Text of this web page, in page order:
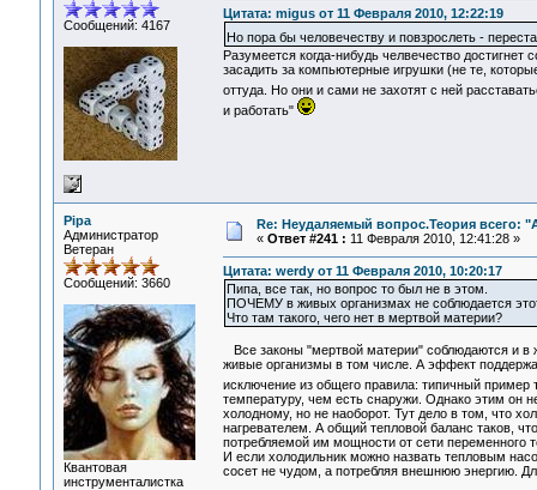
Сообщений: 4167
Цитата: migus от 11 Февраля 2010, 12:22:19
Но пора бы человечеству и повзрослеть -
Разумеется когда-нибудь челвечество
засадить за компьютерные игрушки (не те,
оттуда. Но они и сами не захотят с ней
и работать"
Pipa
Администратор
Ветеран
Сообщений: 3660
Квантовая
инструменталистка
Re: Неудаляемый вопрос.Теория всего:
« Ответ #241 : 11 Февраля 2010, 12:41:28 »
Цитата: werdy от 11 Февраля 2010, 10:20:17
Пипа, все так, но вопрос то был не в этом.
ПОЧЕМУ в живых организмах не соблюдается
Что там такого, чего нет в мертвой материи?
Все законы "мертвой материи" соблюдаются и в
живые организмы в том числе. А эффект
исключение из общего правила: типичный пример
температуру, чем есть снаружи. Однако этим он
холодному, но не наоборот. Тут дело в том, что
нагревателем. А общий тепловой баланс таков,
потребляемой им мощности от сети переменного
И если холодильник можно назвать тепловым
сосет не чудом, а потребляя внешнюю энергию.